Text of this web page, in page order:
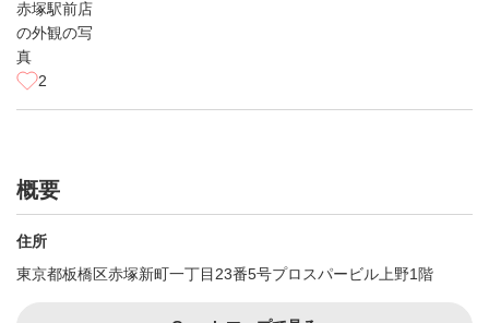
2
概要
住所
東京都板橋区赤塚新町一丁目23番5号プロスパービル上野1階